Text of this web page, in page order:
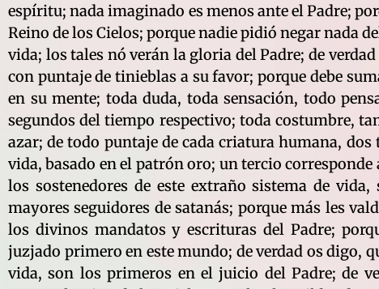
espíritu; nada imaginado es menos ante el Padre;
Reino de los Cielos; porque nadie pidió negar nada
vida; los tales nó verán la gloria del Padre; de
con puntaje de tinieblas a su favor; porque debe
en su mente; toda duda, toda sensación, todo
segundos del tiempo respectivo; toda costumbre,
azar; de todo puntaje de cada criatura humana,
vida, basado en el patrón oro; un tercio
los sostenedores de este extraño sistema de
mayores seguidores de satanás; porque más les
los divinos mandatos y escrituras del Padre;
juzjado primero en este mundo; de verdad os digo,
vida, son los primeros en el juicio del Padre; de